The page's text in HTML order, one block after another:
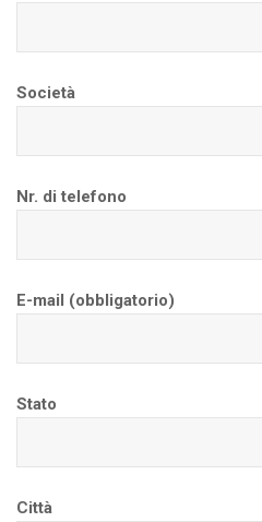
Società
Nr. di telefono
E-mail (obbligatorio)
Stato
Città